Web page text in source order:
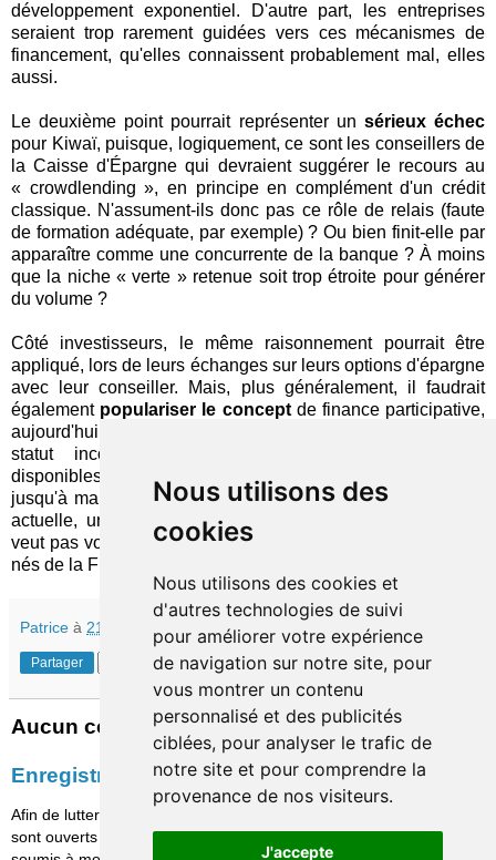
Nous utilisons des
cookies
Nous utilisons des cookies et
d'autres technologies de suivi
pour améliorer votre expérience
de navigation sur notre site, pour
vous montrer un contenu
personnalisé et des publicités
ciblées, pour analyser le trafic de
notre site et pour comprendre la
provenance de nos visiteurs.
J'accepte
développement exponentiel. D'autre part, les entreprises
seraient trop rarement guidées vers ces mécanismes de
financement, qu'elles connaissent probablement mal, elles
aussi.
Le deuxième point pourrait représenter un sérieux échec
pour Kiwaï, puisque, logiquement, ce sont les conseillers de
la Caisse d'Épargne qui devraient suggérer le recours au
« crowdlending », en principe en complément d'un crédit
classique. N'assument-ils donc pas ce rôle de relais (faute
de formation adéquate, par exemple) ? Ou bien finit-elle par
apparaître comme une concurrente de la banque ? À moins
que la niche « verte » retenue soit trop étroite pour générer
du volume ?
Côté investisseurs, le même raisonnement pourrait être
appliqué, lors de leurs échanges sur leurs options d'épargne
avec leur conseiller. Mais, plus généralement, il faudrait
également populariser le conceptde finance participative,
aujourd'hui trop marginal en France, afin de lui donner un
statut incontournable dans l'éventail des solutions
disponibles et le sortir du cercle d'initiés auquel il s'adresse
jusqu'à maintenant. Quoi qu'il en soit, au vu de la situation
actuelle, une réaction énergique est nécessaire si on ne
veut pas voir disparaître un des rares instruments innovants
nés de la FinTech.
Patrice à 21:30
Partager
Aucun commentaire:
Enregistrer un commentaire
Afin de lutter contre le spam, les commentaires ne
sont ouverts qu'aux personnes identifiées et sont